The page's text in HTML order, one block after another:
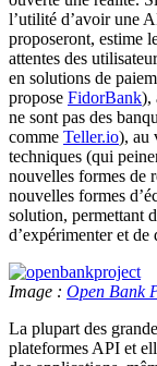
l’utilité d’avoir une
proposeront, estime
attentes des
en solutions de
propose FidorBank),
ne sont pas des
comme Teller.io), au
techniques (qui
nouvelles formes de
nouvelles formes
solution, permettant
d’expérimenter et
Image : Open Bank
La plupart des
plateformes API et